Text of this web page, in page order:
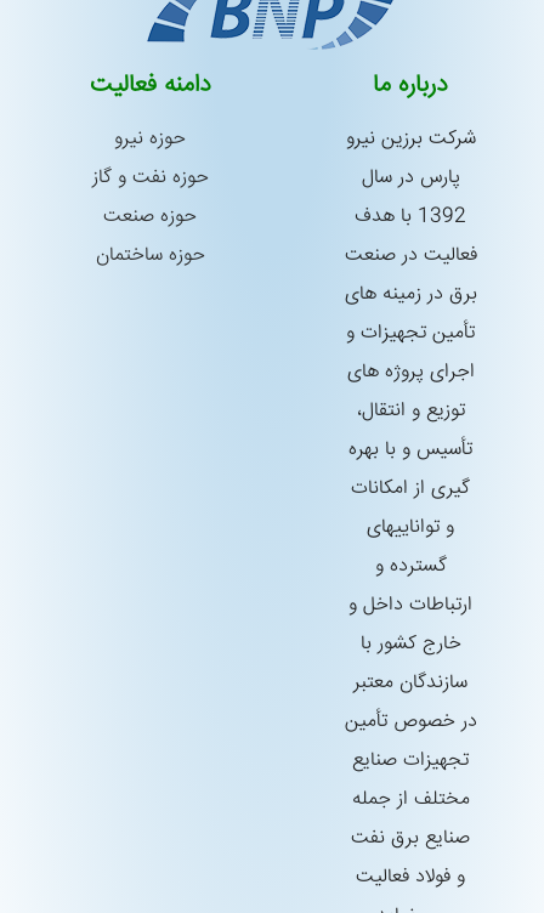
درباره ما
شركت برزین نیرو
پارس در سال
1392 با هدف
فعالیت در صنعت
برق در زمینه های
تأمین تجهیزات و
اجرای پروژه های
توزیع و انتقال،
تأسیس و با بهره
گیری از امكانات
و تواناییهای
گسترده و
ارتباطات داخل و
خارج كشور با
سازندگان معتبر
در خصوص تأمین
تجهیزات صنایع
مختلف از جمله
صنایع برق نفت
و فولاد فعالیت
دامنه فعالیت
حوزه نیرو
حوزه نفت و گاز
حوزه صنعت
حوزه ساختمان